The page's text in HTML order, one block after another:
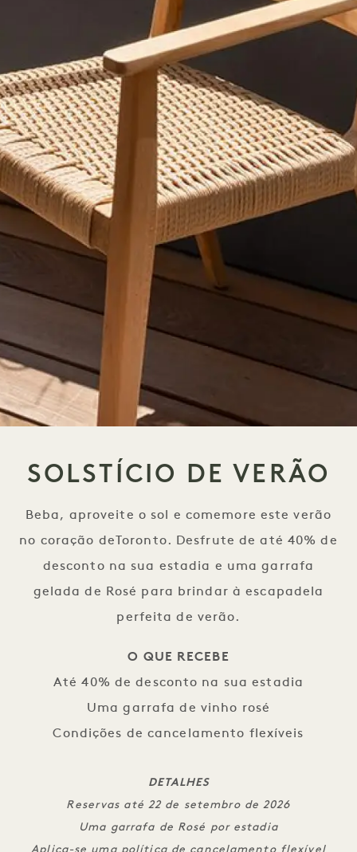
SOLSTÍCIO DE VERÃO
Beba, aproveite o sol e comemore este verão
no coração deToronto. Desfrute de até 40% de
desconto na sua estadia e uma garrafa
gelada de Rosé para brindar à escapadela
perfeita de verão.
O QUE RECEBE
Até 40% de desconto na sua estadia
Uma garrafa de vinho rosé
Condições de cancelamento flexíveis
DETALHES
Reservas até 22 de setembro de 2026
Uma garrafa de Rosé por estadia